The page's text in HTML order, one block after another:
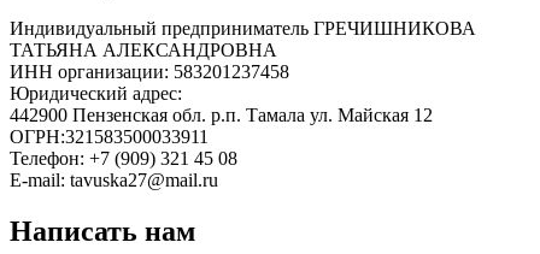
Индивидуальный предприниматель ГРЕЧИШНИКОВА
ТАТЬЯНА АЛЕКСАНДРОВНА
ИНН организации: 583201237458
Юридический адрес:
442900 Пензенская обл. р.п. Тамала ул. Майская 12
ОГРН:321583500033911
Телефон: +7 (909) 321 45 08
E-mail: tavuska27@mail.ru
Написать нам